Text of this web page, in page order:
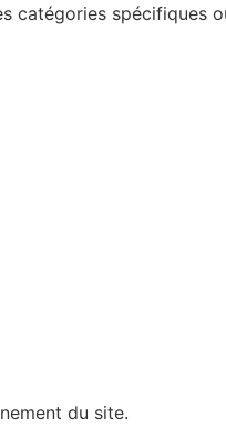
catégories spécifiques
du site.